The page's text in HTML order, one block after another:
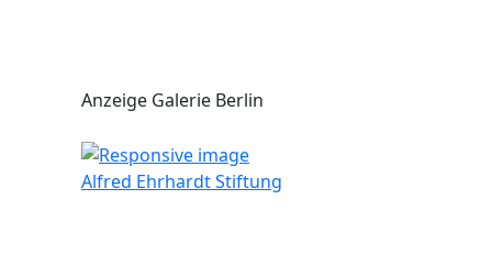
Anzeige Galerie Berlin
Alfred Ehrhardt Stiftung